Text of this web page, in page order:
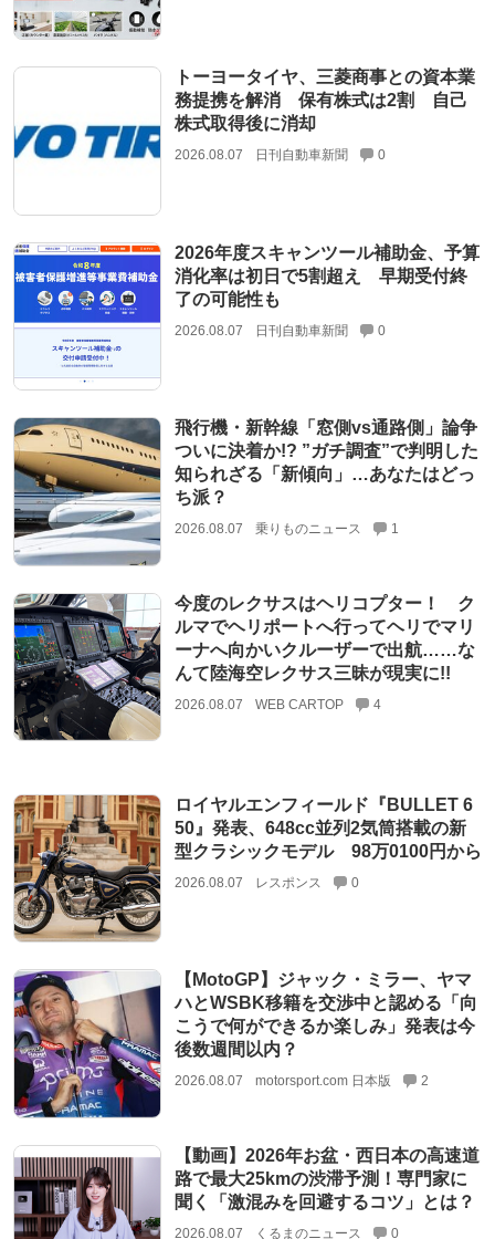
トーヨータイヤ、三菱商事との資本業
務提携を解消 保有株式は2割 自己
株式取得後に消却
2026.08.07 日刊自動車新聞 0
2026年度スキャンツール補助金、予算
消化率は初日で5割超え 早期受付終
了の可能性も
2026.08.07 日刊自動車新聞 0
飛行機・新幹線「窓側vs通路側」論争
ついに決着か!? ”ガチ調査”で判明した
知られざる「新傾向」…あなたはどっ
ち派？
2026.08.07 乗りものニュース 1
今度のレクサスはヘリコプター！ ク
ルマでヘリポートへ行ってヘリでマリ
ーナへ向かいクルーザーで出航……な
んて陸海空レクサス三昧が現実に!!
2026.08.07 WEB CARTOP 4
ロイヤルエンフィールド『BULLET 6
50』発表、648cc並列2気筒搭載の新
型クラシックモデル 98万0100円から
2026.08.07 レスポンス 0
【MotoGP】ジャック・ミラー、ヤマ
ハとWSBK移籍を交渉中と認める「向
こうで何ができるか楽しみ」発表は今
後数週間以内？
2026.08.07 motorsport.com 日本版 2
【動画】2026年お盆・西日本の高速道
路で最大25kmの渋滞予測！専門家に
聞く「激混みを回避するコツ」とは？
2026.08.07 くるまのニュース 0